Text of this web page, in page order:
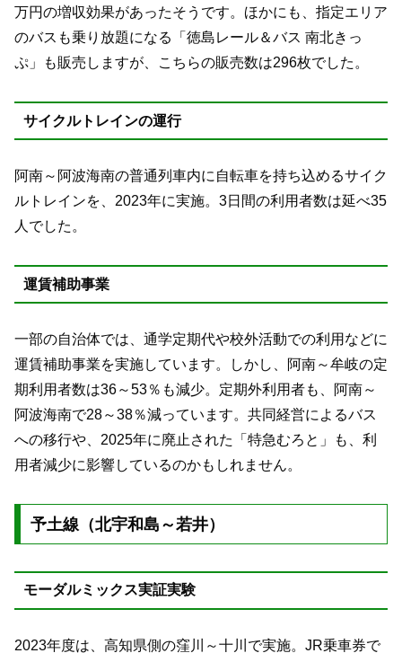
万円の増収効果があったそうです。ほかにも、指定エリア
のバスも乗り放題になる「徳島レール＆バス 南北きっ
ぷ」も販売しますが、こちらの販売数は296枚でした。
サイクルトレインの運行
阿南～阿波海南の普通列車内に自転車を持ち込めるサイク
ルトレインを、2023年に実施。3日間の利用者数は延べ35
人でした。
運賃補助事業
一部の自治体では、通学定期代や校外活動での利用などに
運賃補助事業を実施しています。しかし、阿南～牟岐の定
期利用者数は36～53％も減少。定期外利用者も、阿南～
阿波海南で28～38％減っています。共同経営によるバス
への移行や、2025年に廃止された「特急むろと」も、利
用者減少に影響しているのかもしれません。
予土線（北宇和島～若井）
モーダルミックス実証実験
2023年度は、高知県側の窪川～十川で実施。JR乗車券で